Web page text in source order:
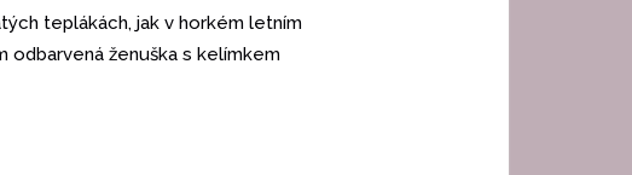
teplákách, jak v horkém letním
odbarvená ženuška s kelímkem